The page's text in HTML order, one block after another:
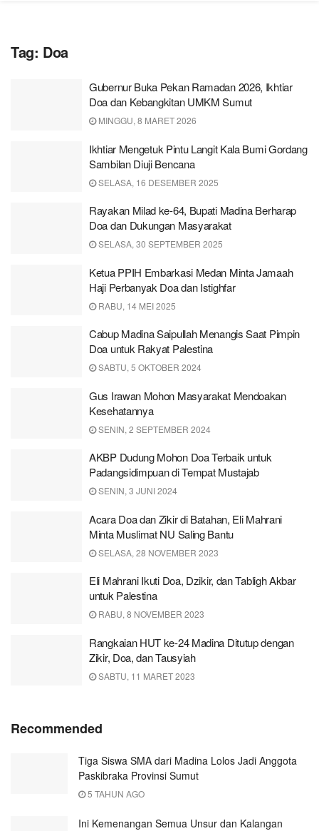
Tag: Doa
Gubernur Buka Pekan Ramadan 2026, Ikhtiar
Doa dan Kebangkitan UMKM Sumut
MINGGU, 8 MARET 2026
Ikhtiar Mengetuk Pintu Langit Kala Bumi Gordang
Sambilan Diuji Bencana
SELASA, 16 DESEMBER 2025
Rayakan Milad ke-64, Bupati Madina Berharap
Doa dan Dukungan Masyarakat
SELASA, 30 SEPTEMBER 2025
Ketua PPIH Embarkasi Medan Minta Jamaah
Haji Perbanyak Doa dan Istighfar
RABU, 14 MEI 2025
Cabup Madina Saipullah Menangis Saat Pimpin
Doa untuk Rakyat Palestina
SABTU, 5 OKTOBER 2024
Gus Irawan Mohon Masyarakat Mendoakan
Kesehatannya
SENIN, 2 SEPTEMBER 2024
AKBP Dudung Mohon Doa Terbaik untuk
Padangsidimpuan di Tempat Mustajab
SENIN, 3 JUNI 2024
Acara Doa dan Zikir di Batahan, Eli Mahrani
Minta Muslimat NU Saling Bantu
SELASA, 28 NOVEMBER 2023
Eli Mahrani Ikuti Doa, Dzikir, dan Tabligh Akbar
untuk Palestina
RABU, 8 NOVEMBER 2023
Rangkaian HUT ke-24 Madina Ditutup dengan
Zikir, Doa, dan Tausyiah
SABTU, 11 MARET 2023
Recommended
Tiga Siswa SMA dari Madina Lolos Jadi Anggota
Paskibraka Provinsi Sumut
5 TAHUN AGO
Ini Kemenangan Semua Unsur dan Kalangan